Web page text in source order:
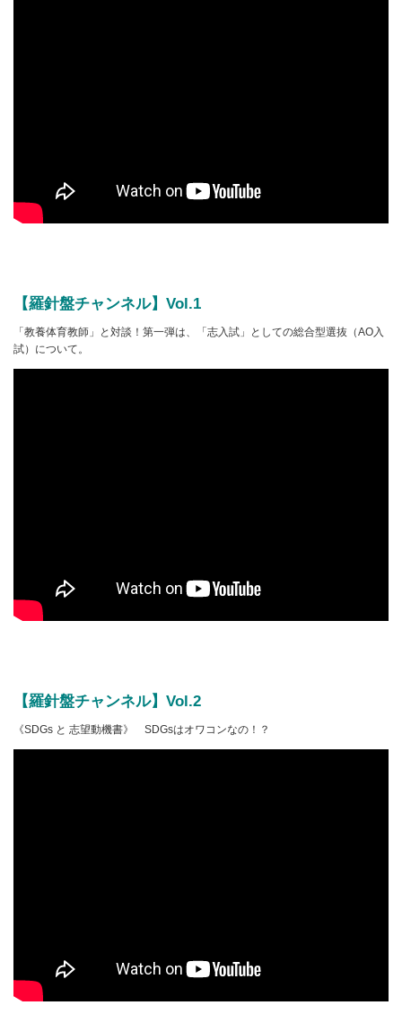
【羅針盤チャンネル】Vol.1
「教養体育教師」と対談！第一弾は、「志入試」としての総合型選抜（AO入
試）について。
【羅針盤チャンネル】Vol.2
《SDGs と 志望動機書》 SDGsはオワコンなの！？